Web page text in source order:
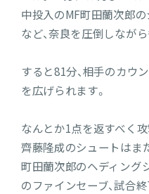
中投入のMF町田蘭次郎
など、奈良を圧倒しなが
すると81分、相手のカウ
を広げられます。
なんとか1点を返すべく
齊藤隆成のシュートはま
町田蘭次郎のヘディング
のファインセーブ、試合